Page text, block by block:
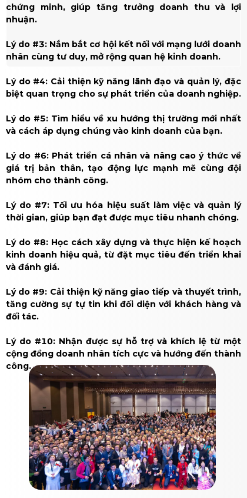
chứng minh, giúp tăng trưởng doanh thu và lợi
nhuận.
Lý do #3: Nắm bắt cơ hội kết nối với mạng lưới doanh
nhân cùng tư duy, mở rộng quan hệ kinh doanh.
Lý do #4: Cải thiện kỹ năng lãnh đạo và quản lý, đặc
biệt quan trọng cho sự phát triển của doanh nghiệp.
Lý do #5: Tìm hiểu về xu hướng thị trường mới nhất
và cách áp dụng chúng vào kinh doanh của bạn.
Lý do #6: Phát triển cá nhân và nâng cao ý thức về
giá trị bản thân, tạo động lực mạnh mẽ cùng đội
nhóm cho thành công.
Lý do #7: Tối ưu hóa hiệu suất làm việc và quản lý
thời gian, giúp bạn đạt được mục tiêu nhanh chóng.
Lý do #8: Học cách xây dựng và thực hiện kế hoạch
kinh doanh hiệu quả, từ đặt mục tiêu đến triển khai
và đánh giá.
Lý do #9: Cải thiện kỹ năng giao tiếp và thuyết trình,
tăng cường sự tự tin khi đối diện với khách hàng và
đối tác.
Lý do #10: Nhận được sự hỗ trợ và khích lệ từ một
cộng đồng doanh nhân tích cực và hướng đến thành
công.